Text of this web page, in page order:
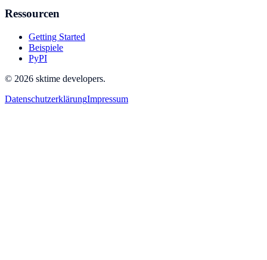
Ressourcen
Getting Started
Beispiele
PyPI
© 2026 sktime developers.
DatenschutzerklärungImpressum